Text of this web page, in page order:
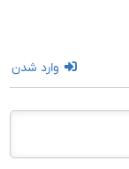
وارد شدن